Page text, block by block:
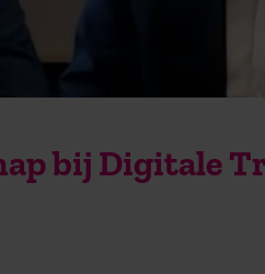
bij Digitale